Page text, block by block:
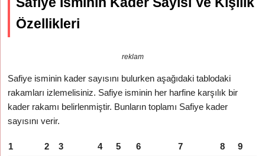
Özellikleri
reklam
Safiye isminin kader sayısını bulurken aşağıdaki tablodaki
rakamları izlemelisiniz. Safiye isminin her harfine karşılık bir
kader rakamı belirlenmiştir. Bunların toplamı Safiye kader
sayısını verir.
1 2 3 4 5 6 7 8 9